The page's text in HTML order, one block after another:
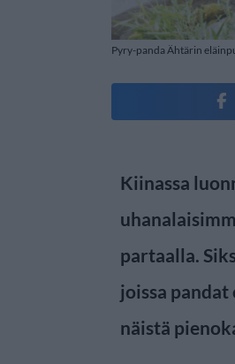
Pyry-panda Ähtärin
Kiinassa
partaalla.
joissa
näistä